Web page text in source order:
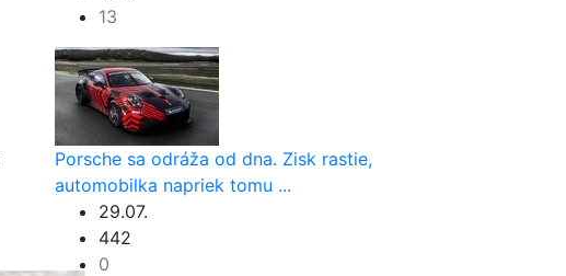
13
Porsche sa odráža od dna. Zisk rastie,
automobilka napriek tomu ...
29.07.
442
0